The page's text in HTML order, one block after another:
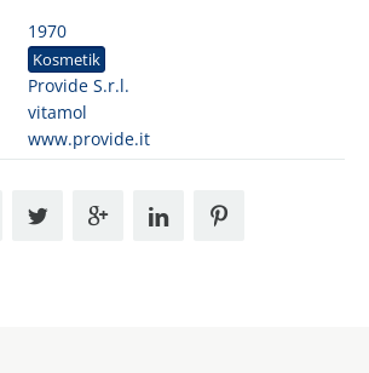
1970
Kosmetik
Provide S.r.l.
vitamol
www.provide.it